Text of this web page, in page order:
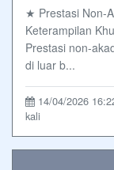
★ Prestasi Non-
Keterampilan
Prestasi non-
di luar b...
14/04/2026
kali